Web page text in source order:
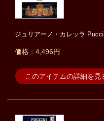
ジュリアーノ・カレッラ
価格：4,496円
このアイテムの詳細を見